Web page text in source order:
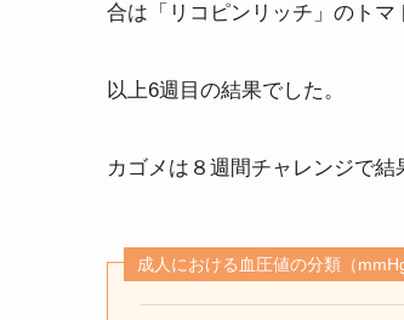
合は「リコピンリッチ」のトマ
以上6週目の結果でした。
カゴメは８週間チャレンジで結
成人における血圧値の分類（mmHg